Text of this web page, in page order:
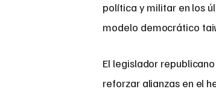
política y militar en los
modelo democrático
El legislador
reforzar alianzas en el